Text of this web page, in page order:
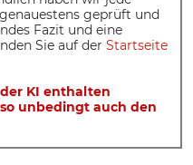
geprüft und
Fazit und eine
Sie auf der Startseite
KI enthalten
unbedingt auch den